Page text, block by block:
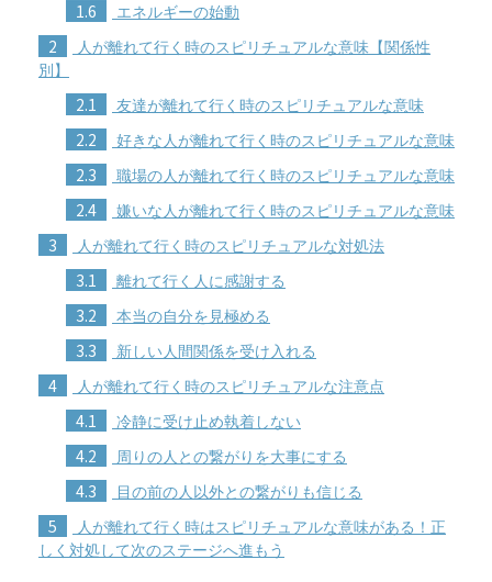
1.6 エネルギーの始動
2
人が離れて行く時のスピリチュアルな意味【関係性
別】
2.1 友達が離れて行く時のスピリチュアルな意味
2.2 好きな人が離れて行く時のスピリチュアルな意味
2.3 職場の人が離れて行く時のスピリチュアルな意味
2.4 嫌いな人が離れて行く時のスピリチュアルな意味
3 人が離れて行く時のスピリチュアルな対処法
3.1 離れて行く人に感謝する
3.2 本当の自分を見極める
3.3 新しい人間関係を受け入れる
4 人が離れて行く時のスピリチュアルな注意点
4.1 冷静に受け止め執着しない
4.2 周りの人との繋がりを大事にする
4.3 目の前の人以外との繋がりも信じる
5
人が離れて行く時はスピリチュアルな意味がある！正
しく対処して次のステージへ進もう